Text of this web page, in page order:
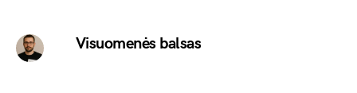
Visuomenės balsas